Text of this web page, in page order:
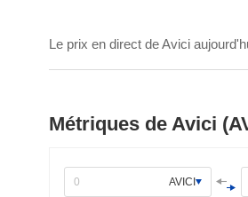
Le prix en direct de Avici
Métriques de Avici
AVICI